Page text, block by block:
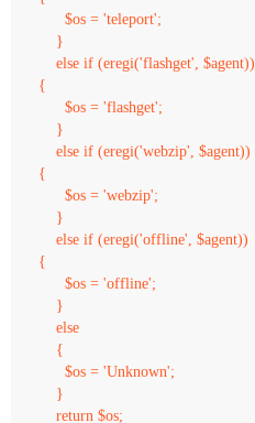
      $os = 'teleport';
    }
    else if (eregi('flashget', $agent))
{
      $os = 'flashget';
    }
    else if (eregi('webzip', $agent))
{
      $os = 'webzip';
    }
    else if (eregi('offline', $agent))
{
      $os = 'offline';
    }
    else
    {
      $os = 'Unknown';
    }
    return $os;